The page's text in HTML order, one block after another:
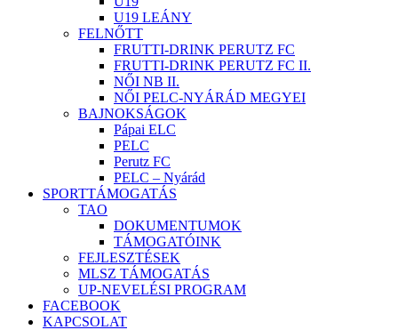
U19 LEÁNY
FELNŐTT
FRUTTI-DRINK PERUTZ FC
FRUTTI-DRINK PERUTZ FC II.
NŐI NB II.
NŐI PELC-NYÁRÁD MEGYEI
BAJNOKSÁGOK
Pápai ELC
PELC
Perutz FC
PELC – Nyárád
SPORTTÁMOGATÁS
TAO
DOKUMENTUMOK
TÁMOGATÓINK
FEJLESZTÉSEK
MLSZ TÁMOGATÁS
UP-NEVELÉSI PROGRAM
FACEBOOK
KAPCSOLAT